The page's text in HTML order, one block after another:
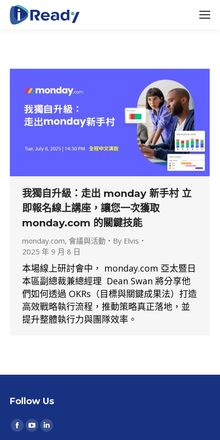
我獨自升級：走出 monday 新手村 立
即報名線上講座，讓您一次獲取
monday.com 的關鍵技能
monday.com, 會議與活動 By Elvis
2025 年 9 月 8 日
本場線上研討會中， monday.com 亞太暨日
本區副總裁兼總經理 Dean Swan 將分享他
們如何透過 OKRs（目標與關鍵成果法）打造
高效戰略執行流程，推動策略真正落地，並
提升整體執行力與團隊效率。
Follow Us
Find us on:
Facebook
YouTubeLinkedin